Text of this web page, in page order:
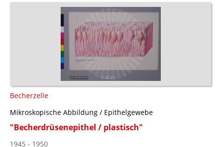
Becherzelle
Mikroskopische Abbildung / Epithelgewebe
"Becherdrüsenepithel / plastisch"
1945 - 1950